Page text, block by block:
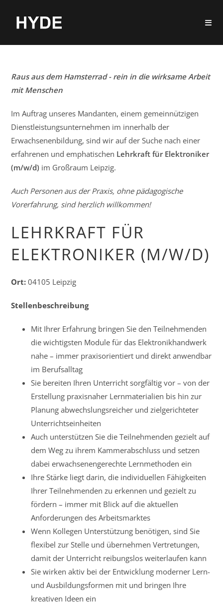
I
Raus aus dem Hamsterrad - rein in die wirksame Arbeit
mit Menschen
Im Auftrag unseres Mandanten, einem gemeinnützigen
Dienstleistungsunternehmen im innerhalb der
Erwachsenenbildung, sind wir auf der Suche nach einer
erfahrenen und emphatischen Lehrkraft für Elektroniker
(m/w/d) im Großraum Leipzig.
Auch Personen aus der Praxis, ohne pädagogische
Vorerfahrung, sind herzlich willkommen!
LEHRKRAFT FÜR
ELEKTRONIKER (M/W/D)
Ort: 04105 Leipzig
Stellenbeschreibung
Mit Ihrer Erfahrung bringen Sie den Teilnehmenden
die wichtigsten Module für das Elektronikhandwerk
nahe – immer praxisorientiert und direkt anwendbar
im Berufsalltag
Sie bereiten Ihren Unterricht sorgfältig vor – von der
Erstellung praxisnaher Lernmaterialien bis hin zur
Planung abwechslungsreicher und zielgerichteter
Unterrichtseinheiten
Auch unterstützen Sie die Teilnehmenden gezielt auf
dem Weg zu ihrem Kammerabschluss und setzen
dabei erwachsenengerechte Lernmethoden ein
Ihre Stärke liegt darin, die individuellen Fähigkeiten
Ihrer Teilnehmenden zu erkennen und gezielt zu
fördern – immer mit Blick auf die aktuellen
Anforderungen des Arbeitsmarktes
Wenn Kollegen Unterstützung benötigen, sind Sie
flexibel zur Stelle und übernehmen Vertretungen,
damit der Unterricht reibungslos weiterlaufen kann
Sie wirken aktiv bei der Entwicklung moderner Lern-
und Ausbildungsformen mit und bringen Ihre
kreativen Ideen ein